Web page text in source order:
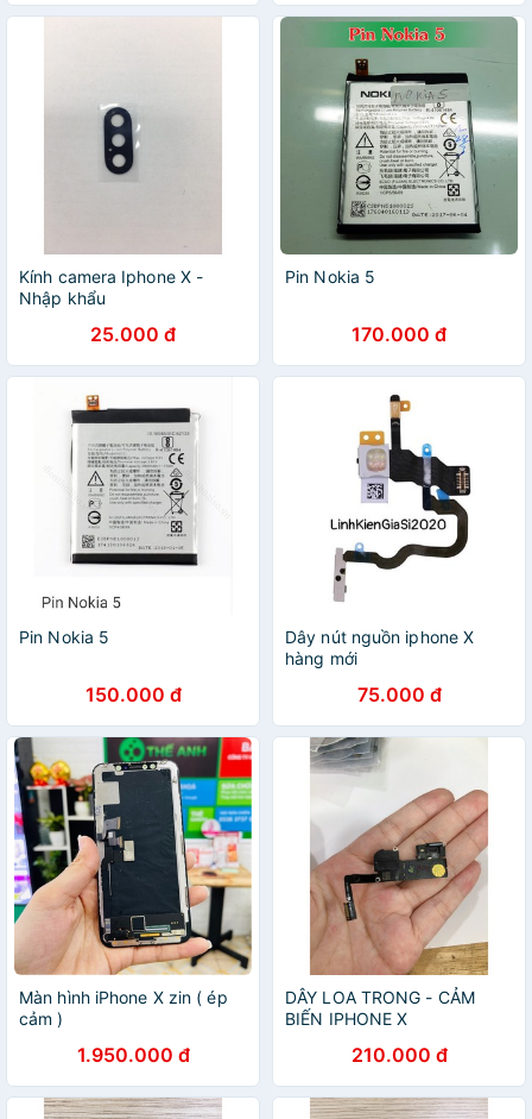
Kính camera Iphone X -
Nhập khẩu
25.000 đ
Pin Nokia 5
170.000 đ
Pin Nokia 5
150.000 đ
Dây nút nguồn iphone X
hàng mới
75.000 đ
Màn hình iPhone X zin ( ép
cảm )
1.950.000 đ
DÂY LOA TRONG - CẢM
BIẾN IPHONE X
210.000 đ